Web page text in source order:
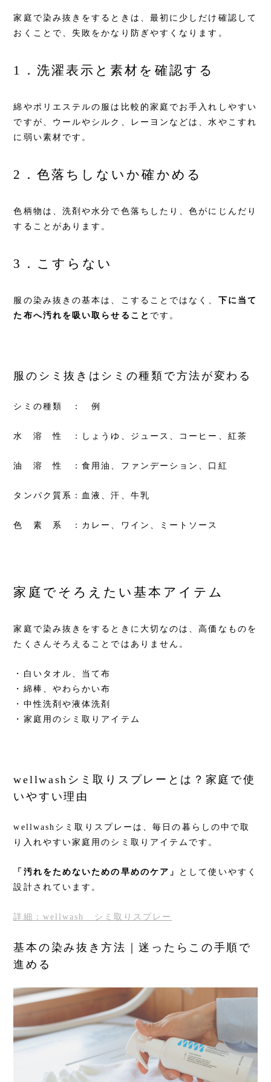
家庭で染み抜きをするときは、最初に少しだけ確認して
おくことで、失敗をかなり防ぎやすくなります。
1．洗濯表示と素材を確認する
綿やポリエステルの服は比較的家庭でお手入れしやすい
ですが、ウールやシルク、レーヨンなどは、水やこすれ
に弱い素材です。
2．色落ちしないか確かめる
色柄物は、洗剤や水分で色落ちしたり、色がにじんだり
することがあります。
3．こすらない
服の染み抜きの基本は、こすることではなく、 下に当て
た布へ汚れを吸い取らせること です。
服のシミ抜きはシミの種類で方法が変わる
シミの種類 ： 例
水 溶 性 ：しょうゆ、ジュース、コーヒー、紅茶
油 溶 性 ：食用油、ファンデーション、口紅
タンパク質系：血液、汗、牛乳
色 素 系 ：カレー、ワイン、ミートソース
家庭でそろえたい基本アイテム
家庭で染み抜きをするときに大切なのは、高価なものを
たくさんそろえることではありません。
・白いタオル、当て布
・綿棒、やわらかい布
・中性洗剤や液体洗剤
・家庭用のシミ取りアイテム
wellwashシミ取りスプレーとは？家庭で使
いやすい理由
wellwashシミ取りスプレーは、毎日の暮らしの中で取
り入れやすい家庭用のシミ取りアイテムです。
「汚れをためないための早めのケア」
として使いやすく
設計されています。
詳細：wellwash シミ取りスプレー
基本の染み抜き方法｜迷ったらこの手順で
進める